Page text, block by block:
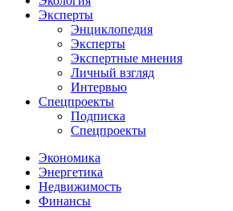
Эксперты
Энциклопедия
Эксперты
Экспертные мнения
Личный взгляд
Интервью
Спецпроекты
Подписка
Спецпроекты
Экономика
Энергетика
Недвижимость
Финансы